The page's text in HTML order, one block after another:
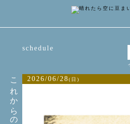
これからの予定
schedule
2026/06/28(日)